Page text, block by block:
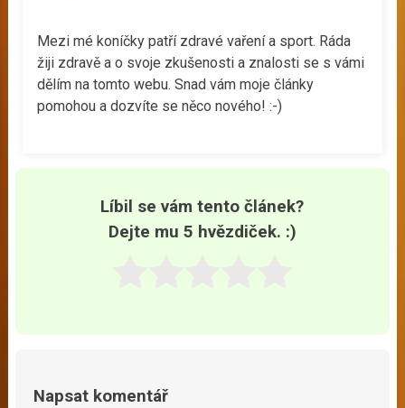
Mezi mé koníčky patří zdravé vaření a sport. Ráda
žiji zdravě a o svoje zkušenosti a znalosti se s vámi
dělím na tomto webu. Snad vám moje články
pomohou a dozvíte se něco nového! :-)
Líbil se vám tento článek?
Dejte mu 5 hvězdiček. :)
Napsat komentář